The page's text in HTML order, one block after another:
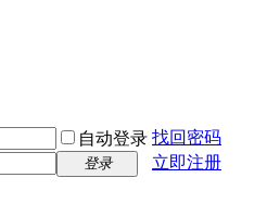
自动登录 找回密码
登录
立即注册